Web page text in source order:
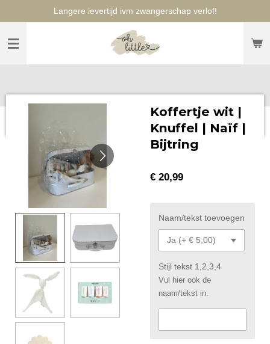
naar
hoofdinhoud
Langere levertijd ivm zwangerschap verlof!
Koffertje wit |
Knuffel | Naïf |
Bijtring
€ 20,99
Naam/tekst toevoegen
Stijl tekst 1,2,3,4
Vul hier ook de
naam/tekst in.